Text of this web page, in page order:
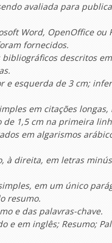
avaliada para
Word, OpenOffice ou
fornecidos.
descritos em
e esquerda de 3 cm;
em citações
de 1,5 cm na primeira
em algarismos
direita, em letras
em um único
resumo.
e das palavras-chave.
em inglês; Resumo;